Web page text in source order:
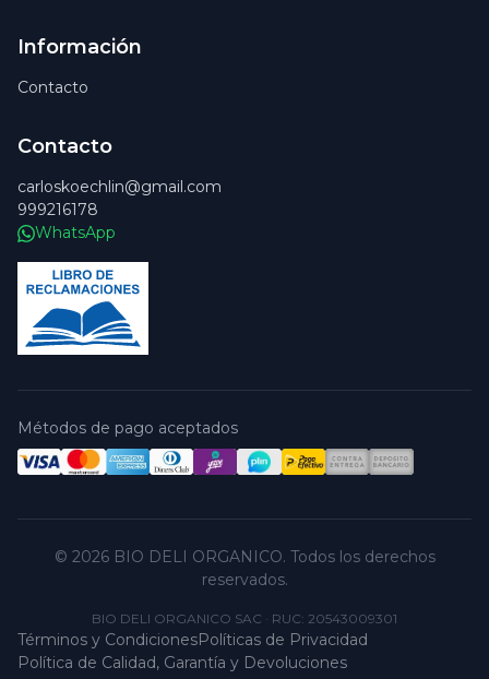
Información
Contacto
Contacto
carloskoechlin@gmail.com
999216178
WhatsApp
Métodos de pago aceptados
© 2026 BIO DELI ORGANICO. Todos los derechos
reservados.
BIO DELI ORGANICO SAC · RUC: 20543009301
Términos y CondicionesPolíticas de Privacidad
Política de Calidad, Garantía y Devoluciones